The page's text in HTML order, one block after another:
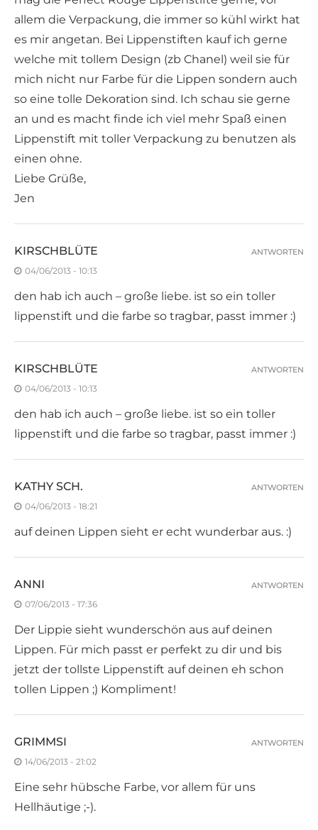
allem die Verpackung, die immer so kühl wirkt hat
es mir angetan. Bei Lippenstiften kauf ich gerne
welche mit tollem Design (zb Chanel) weil sie für
mich nicht nur Farbe für die Lippen sondern auch
so eine tolle Dekoration sind. Ich schau sie gerne
an und es macht finde ich viel mehr Spaß einen
Lippenstift mit toller Verpackung zu benutzen als
einen ohne.
Liebe Grüße,
Jen
KIRSCHBLÜTE
04/06/2013 - 10:13
den hab ich auch – große liebe. ist so ein toller
lippenstift und die farbe so tragbar, passt immer :)
ANTWORTEN
KIRSCHBLÜTE
04/06/2013 - 10:13
den hab ich auch – große liebe. ist so ein toller
lippenstift und die farbe so tragbar, passt immer :)
ANTWORTEN
KATHY SCH.
04/06/2013 - 18:21
auf deinen Lippen sieht er echt wunderbar aus. :)
ANTWORTEN
ANNI
07/06/2013 - 17:36
Der Lippie sieht wunderschön aus auf deinen
Lippen. Für mich passt er perfekt zu dir und bis
jetzt der tollste Lippenstift auf deinen eh schon
tollen Lippen ;) Kompliment!
ANTWORTEN
GRIMMSI
14/06/2013 - 21:02
Eine sehr hübsche Farbe, vor allem für uns
Hellhäutige ;-).
ANTWORTEN